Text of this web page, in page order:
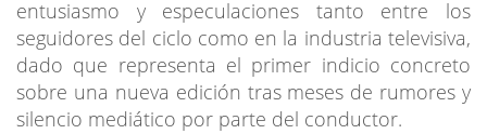
entusiasmo y especulaciones tanto entre los
seguidores del ciclo como en la industria televisiva,
dado que representa el primer indicio concreto
sobre una nueva edición tras meses de rumores y
silencio mediático por parte del conductor.